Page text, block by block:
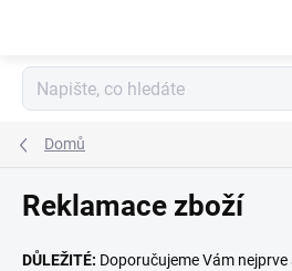
Domů
Reklamace zboží
DŮLEŽITÉ: Doporučujeme Vám